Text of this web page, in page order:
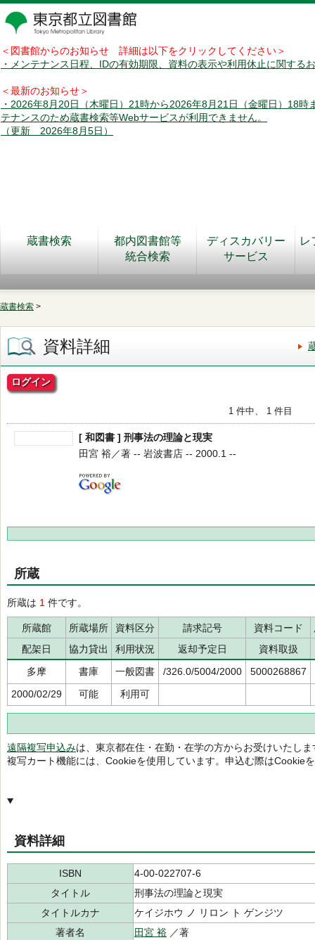
＜図書館からのお知らせ 詳細は以下をクリックしてください＞
・メンテナンス日程、IDの有効期限、資料の表示や利用休止に関する
＜最新のお知らせ＞
・2026年8月20日（木曜日）21時から2026年8月21日（金曜日）18時
テナンスのため蔵書検索等Webサービスが利用できません。
（更新 2026年8月5日）
蔵書検索
都内図書館等
統合検索
ディスカバリー
サービス
レ
蔵書検索 >
資料詳細
ログイン
1 件中、 1 件目
[ 和図書 ] 刑事法の理論と現実
田宮 裕／著 -- 岩波書店 -- 2000.1 --
所蔵
所蔵は 1 件です。
所蔵館 所蔵場所 資料区分 請求記号 資料コード
配架日
協力貸出 利用状況 返却予定日
資料取扱
多摩
書庫 一般図書 /326.0/5004/2000
5000268867
2000/02/29
可能 利用可
遠隔複写申込みは、東京都在住・在勤・在学の方からお受けいたしま
複写カート機能には、Cookieを使用しています。申込む際はCookie
資料詳細
ISBN
4-00-022707-6
タイトル
刑事法の理論と現実
タイトルカナ
ケイジホウ ノ リロン ト ゲンジツ
著者名
田宮 裕 ／著